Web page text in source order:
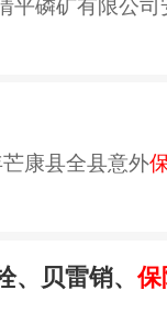
平磷矿有限公
康县全县意外
、贝雷销、保